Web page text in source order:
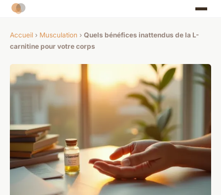
Accueil › Musculation › Quels bénéfices inattendus de la L-
carnitine pour votre corps